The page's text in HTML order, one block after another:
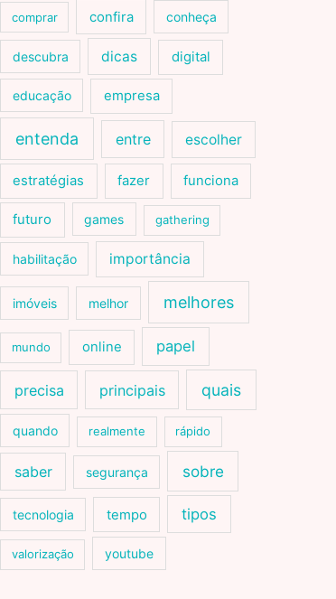
comprar confira conheça
descubra dicas digital
educação empresa
entenda entre escolher
estratégias fazer funciona
futuro games gathering
habilitação importância
imóveis melhor melhores
mundo online papel
precisa principais quais
quando realmente rápido
saber segurança sobre
tecnologia tempo tipos
valorização youtube